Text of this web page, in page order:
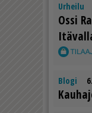
Urheilu
Os­si
Blogi